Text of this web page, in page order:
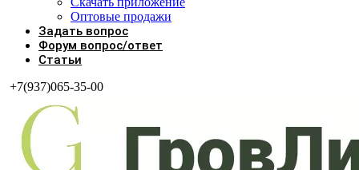
Оптовые продажи
Задать вопрос
Форум вопрос/ответ
Статьи
+7(937)065-35-00